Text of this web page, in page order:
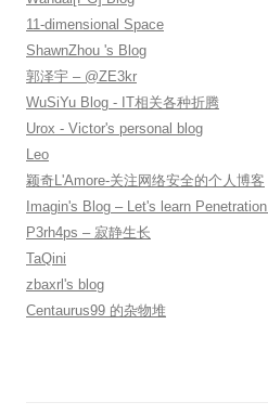
11-dimensional Space
ShawnZhou 's Blog
郭泽宇 – @ZE3kr
WuSiYu Blog - IT相关各种折腾
Urox - Victor's personal blog
Leo
颖奇L'Amore-关注网络安全的个人博客
Imagin's Blog – Let's learn Penetration.
P3rh4ps – 寂静生长
TaQini
zbaxrl's blog
Centaurus99 的杂物堆